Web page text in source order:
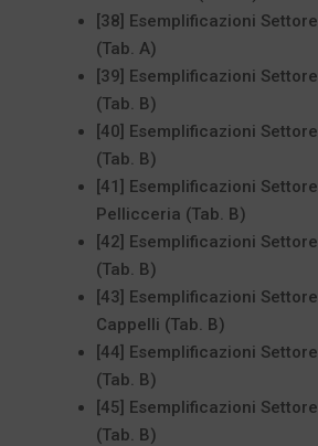
[38] Esemplificazioni
(Tab. A)
[39] Esemplificazioni
(Tab. B)
[40] Esemplificazioni
(Tab. B)
[41] Esemplificazioni
Pellicceria (Tab. B)
[42] Esemplificazioni
(Tab. B)
[43] Esemplificazioni
Cappelli (Tab. B)
[44] Esemplificazioni
(Tab. B)
[45] Esemplificazioni
(Tab. B)